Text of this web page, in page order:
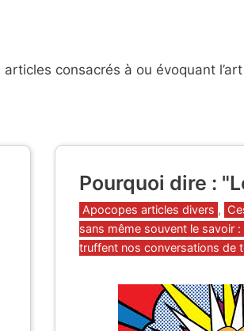
consacrés à ou évoquant
Pourquoi dire :
Catégories
Apocopes articles divers ,
sans même souvent le savoir
truffent nos conversations de